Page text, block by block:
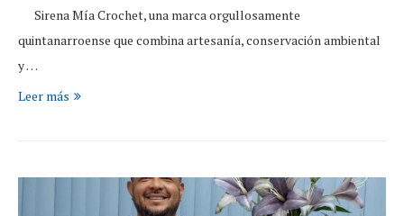
Sirena Mía Crochet, una marca orgullosamente
quintanarroense que combina artesanía, conservación ambiental
y …
Leer más